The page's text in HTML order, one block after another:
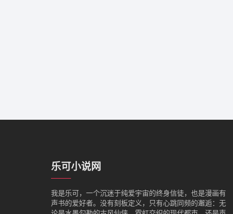
乐可小说网
我是‌乐可，一个沉迷于纯爱宇宙的终身信徒，也是漫画有
声书的爱好者。没有刻板定义，只有心跳同频的邂逅：无